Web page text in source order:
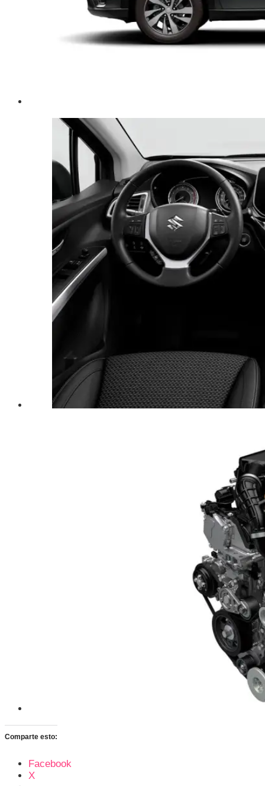
Comparte esto:
Facebook
X